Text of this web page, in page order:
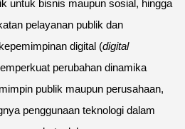
untuk bisnis maupun sosial, hingga
pelayanan publik dan
digital (digital
perubahan dinamika
publik maupun perusahaan,
penggunaan teknologi dalam